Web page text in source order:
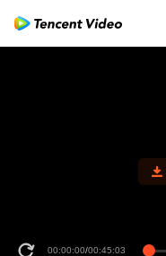
00:00:00/00:45:03